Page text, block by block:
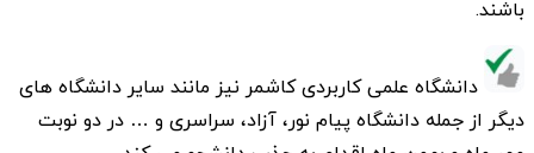
باشند.
دانشگاه علمی کاربردی کاشمر نیز مانند سایر دانشگاه های
دیگر از جمله دانشگاه پیام نور، آزاد، سراسری و … در دو نوبت